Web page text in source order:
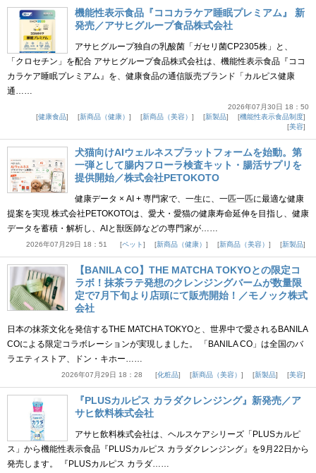
機能性表示食品『ココカラケア睡眠プレミアム』 新
発売／アサヒグループ食品株式会社
アサヒグループ独自の乳酸菌「ガセリ菌CP2305株」と、
「クロセチン」を配合 アサヒグループ食品株式会社は、機能性表示食品『ココ
カラケア睡眠プレミアム』を、健康食品の通信販売ブランド「カルピス健康
通……
2026年07月30日 18：50
健康食品
新商品（健康） 新商品（美容） 新製品
機能性表示食品制度
美容
犬猫向けAIウェルネスプラットフォームを始動。第
一弾として腸内フローラ検査キット・腸活サプリを
提供開始／株式会社PETOKOTO
健康データ × AI + 専門家で、一生に、一匹一匹に最適な健康
提案を実現 株式会社PETOKOTOは、愛犬・愛猫の健康寿命延伸を目指し、健康
データを蓄積・解析し、AIと獣医師などの専門家が……
2026年07月29日 18：51 ペット 新商品（健康） 新商品（美容） 新製品
【BANILA CO】THE MATCHA TOKYOとの限定コ
ラボ！抹茶ラテ発想のクレンジングバームが数量限
定で7月下旬より店頭にて販売開始！／モノック株式
会社
日本の抹茶文化を発信するTHE MATCHA TOKYOと、世界中で愛されるBANILA
COによる限定コラボレーションが実現しました。 「BANILA CO」は全国のバ
ラエティストア、ドン・キホー……
2026年07月29日 18：28 化粧品 新商品（美容） 新製品 美容
『PLUSカルピス カラダクレンジング』新発売／ア
サヒ飲料株式会社
アサヒ飲料株式会社は、ヘルスケアシリーズ「PLUSカルピ
ス」から機能性表示食品『PLUSカルピス カラダクレンジング』を9月22日から
発売します。 『PLUSカルピス カラダ……